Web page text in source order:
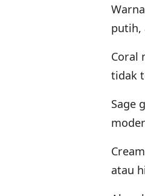
putih,
Coral
tidak
Sage
atau